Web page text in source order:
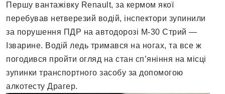
Першу вантажівку Renault, за кермом якої
перебував нетверезий водій, інспектори зупинили
за порушення ПДР на автодорозі М-30 Стрий —
Ізварине. Водій ледь тримався на ногах, та все ж
погодився пройти огляд на стан сп’яніння на місці
зупинки транспортного засобу за допомогою
алкотесту Драгер.